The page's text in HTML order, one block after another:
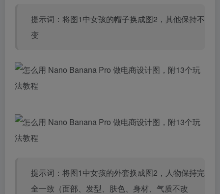
提示词：将图1中女孩的帽子换成图2，其他保持不
变
提示词：将图1中女孩的外套换成图2，人物保持完
全一致（面部、发型、肤色、身材、气质不改